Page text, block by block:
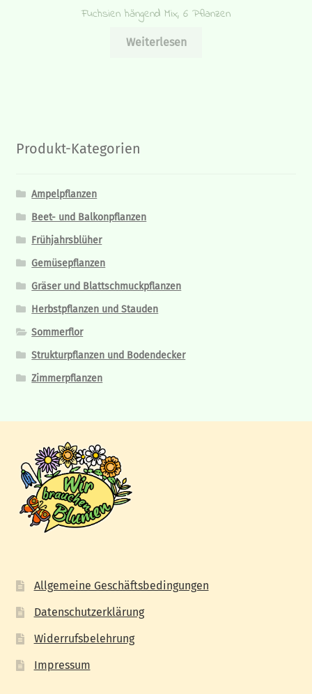
Fuchsien hängend Mix, 6 Pflanzen
Weiterlesen
Produkt-Kategorien
Ampelpflanzen
Beet- und Balkonpflanzen
Frühjahrsblüher
Gemüsepflanzen
Gräser und Blattschmuckpflanzen
Herbstpflanzen und Stauden
Sommerflor
Strukturpflanzen und Bodendecker
Zimmerpflanzen
Allgemeine Geschäftsbedingungen
Datenschutzerklärung
Widerrufsbelehrung
Impressum